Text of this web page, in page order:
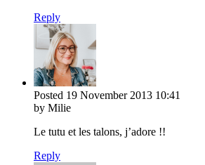
Reply
Posted 19 November 2013 10:41
by Milie
Le tutu et les talons, j’adore !!
Reply